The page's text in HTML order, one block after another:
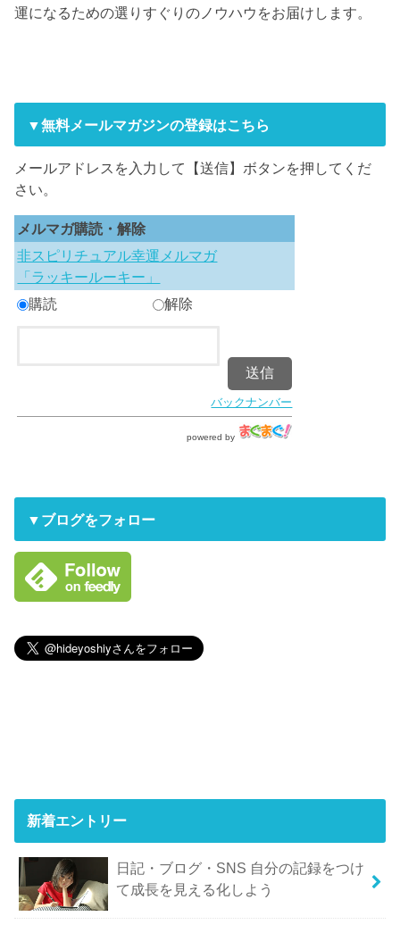
運になるための選りすぐりのノウハウをお届けします。
▼無料メールマガジンの登録はこちら
メールアドレスを入力して【送信】ボタンを押してくだ
さい。
メルマガ購読・解除
非スピリチュアル幸運メルマガ
「ラッキールーキー」
購読
解除
バックナンバー
powered by
▼ブログをフォロー
新着エントリー
日記・ブログ・SNS 自分の記録をつけ
て成長を見える化しよう